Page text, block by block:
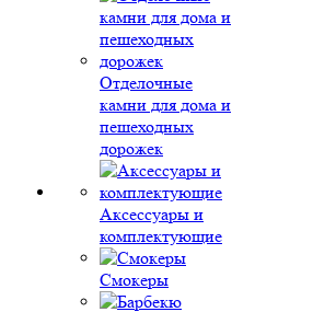
Отделочные
камни для дома и
пешеходных
дорожек
Аксессуары и
комплектующие
Смокеры